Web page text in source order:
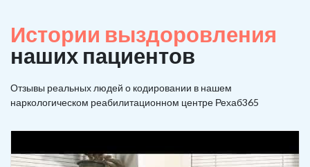
Истории выздоровления
наших пациентов
Отзывы реальных людей о кодировании в нашем
наркологическом реабилитационном центре Рехаб365